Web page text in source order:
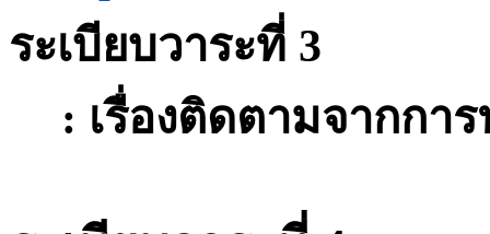
ระเบียบวาระที่ 3
: เรื่องติดตามจากกา